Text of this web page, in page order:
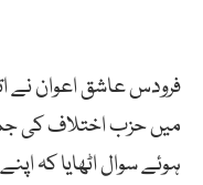
فرودس عاشق اعوان نے
میں حزب اختلاف کی
ہوئے سوال اٹھایا کہ